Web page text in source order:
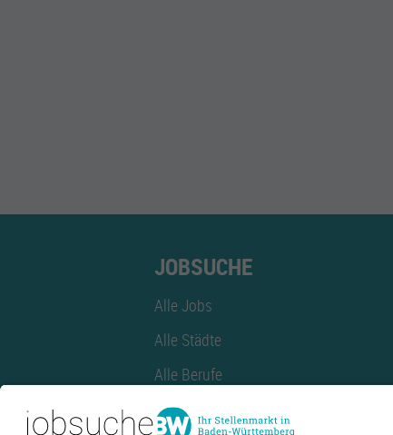
JOBSUCHE
Alle Jobs
Alle Städte
Alle Berufe
Alle Berufe nach Stadt